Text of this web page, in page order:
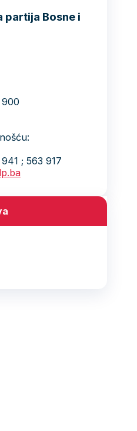
Bosne i
; 563 917